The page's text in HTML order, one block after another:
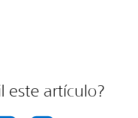
este artículo?